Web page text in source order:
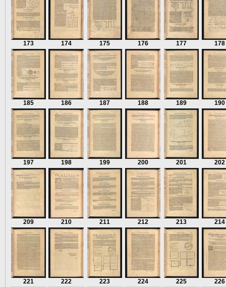
173 174 175 176 177 178
185 186 187 188 189 190
197 198 199 200 201 202
209 210 211 212 213 214
221 222 223 224 225 226